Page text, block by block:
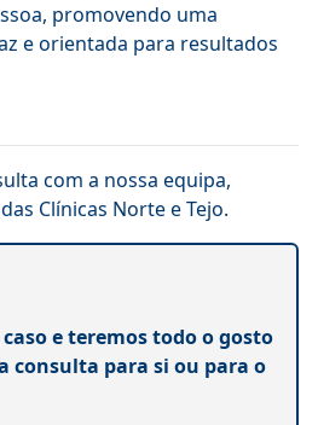
promovendo uma
e orientada para resultados
com a nossa equipa,
das Clínicas Norte e Tejo.
e teremos todo o gosto
consulta para si ou para o